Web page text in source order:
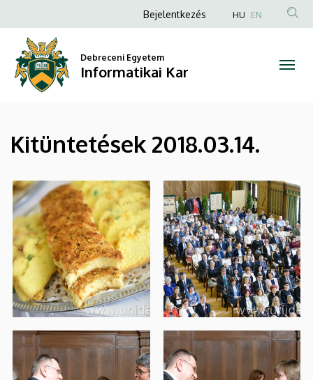
Informatikai
Kar
a
tartalomra
Anonim
fiók
menüje
Bejelentkezés HU EN
Debreceni Egyetem
Informatikai Kar
Kitüntetések 2018.03.14.